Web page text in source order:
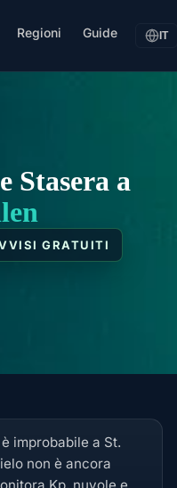
Regioni Guide IT
Stasera a
GRATUITI
è improbabile a St.
non è ancora